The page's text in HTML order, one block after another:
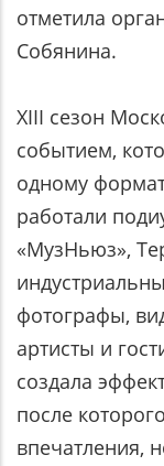
отметила
Собянина.
XIII сезон
событием,
одному
работали
«МузНьюз»,
фотографы,
артисты и
создала
после
впечатления,